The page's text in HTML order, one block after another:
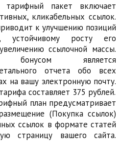
пакет включает
кликабельных ссылок.
к улучшению позиций
росту его
ссылочной массы.
бонусом является
отчета обо всех
на вашу электронную почту.
составляет 375 рублей.
план предусматривает
(Покупка ссылок)
ссылок в формате статей
страницу вашего сайта.